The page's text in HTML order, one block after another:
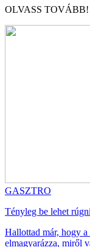
OLVASS TOVÁBB!
GASZTRO
Tényleg be lehet
Hallottad már, hogy a
elmagyarázza, miről